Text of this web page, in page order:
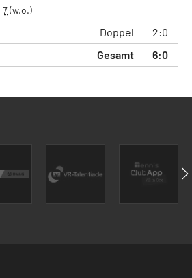
7(w.o.)
Doppel 2:0
Gesamt
6:0